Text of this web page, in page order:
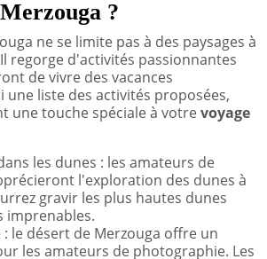
?
ne se limite pas à des paysages à
regorge d'activités passionnantes
de vivre des vacances
une liste des activités proposées,
une touche spéciale à votrevoyage
les dunes : les amateurs de
l'exploration des dunes à
gravir les plus hautes dunes
imprenables.
le désert de Merzouga offre un
les amateurs de photographie. Les